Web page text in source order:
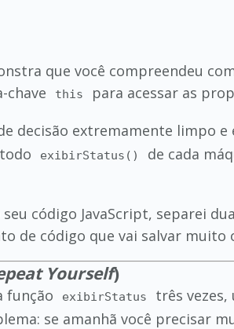
que você compreendeu
chave
this
para acessar as
decisão extremamente limpo
exibirStatus()
de cada
código JavaScript, separei
de código que vai salvar
Yourself)
função exibirStatus
três vezes,
se amanhã você precisar